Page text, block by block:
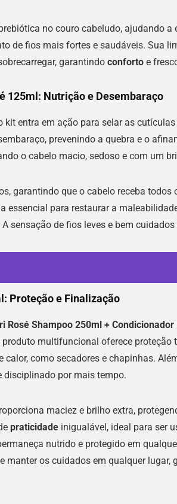
no couro cabeludo, ajudando
de fios mais fortes e saudáveis. Sua
garantindo conforto e
125ml: Nutrição e Desembaraço
kit entra em ação para selar as
prevenindo a quebra e o
o cabelo macio, sedoso e com um
garantindo que o cabelo receba
essencial para restaurar a
sensação de fios leves e bem
Proteção e Finalização
Rosé Shampoo 250ml +
multifuncional oferece proteção
como secadores e chapinhas.
disciplinado por mais tempo.
maciez e brilho extra,
praticidade inigualável, ideal para ser
nutrido e protegido em
manter os cuidados em qualquer lugar,